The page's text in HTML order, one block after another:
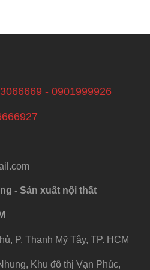
- 0901999926
- Sản xuất nội thất
P. Thạnh Mỹ Tây, TP. HCM
Khu đô thị Vạn Phúc,